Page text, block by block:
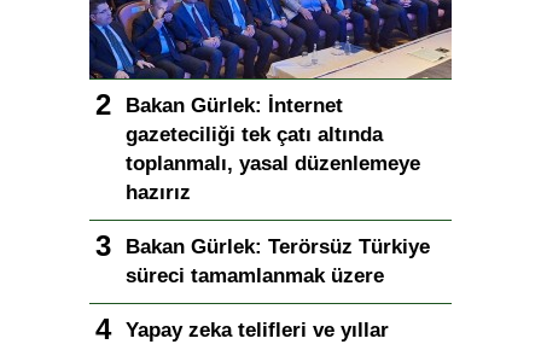
Bakan Gürlek: İnternet
gazeteciliği tek çatı altında
toplanmalı, yasal düzenlemeye
hazırız
Bakan Gürlek: Terörsüz Türkiye
süreci tamamlanmak üzere
Yapay zeka telifleri ve yıllar